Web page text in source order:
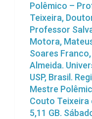
Polêmico –
Teixeira,
Professor
Motora,
Soares
Almeida.
USP, Brasil.
Mestre
Couto Teixeira
5,11 GB.